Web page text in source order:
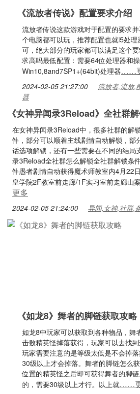
《流放者传说》配置要求介绍
流放者传说这款游戏对于配置的要求
个电脑都可以玩，推荐配置也就i5处
可，绝大部分的玩家都可以满足这个
求高吗最低配置：需要64位处理器和
Win10,8and7SP1+(64bit)处理器……
2024-02-05 21:27:00
流放者,流放,
器
《女神异闻录3Reload》全社群
在女神异闻录3Reload中，很多社群的解
件，部分可以顺着主线剧情自动解锁，部
话选项解锁，还有一些需要在不同的结局
录3Reload全社群怎么解锁全社群解锁条
件愚者剧情自动获得魔术师教室内4月22
皇学院2F教室前走廊/1F实习室前走廊山
更多
2024-02-05 21:24:00 异闻,女神,社群,
《如龙8》舞者的脚链获取攻略
如龙8中玩家可以获取到各种物品，舞
击败精英怪掉落获得，玩家可以去找
玩家需要注意的是等级太低是不会掉
30级以上才会掉落。舞者的脚链怎么
位置的精英怪之后即可获得舞者的脚
的，需要30级以上才行。以上就……